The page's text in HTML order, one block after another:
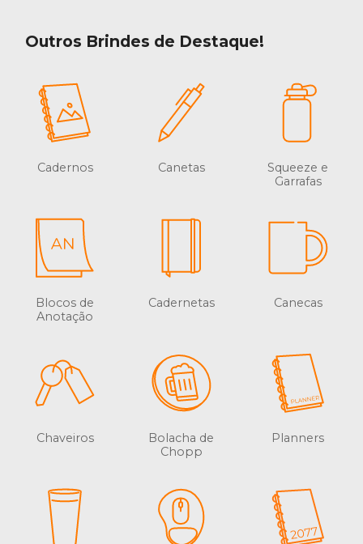
Outros Brindes de Destaque!
Cadernos Canetas
Squeeze e
Garrafas
Blocos de
Anotação
Cadernetas Canecas
Chaveiros
Bolacha de
Chopp
Planners